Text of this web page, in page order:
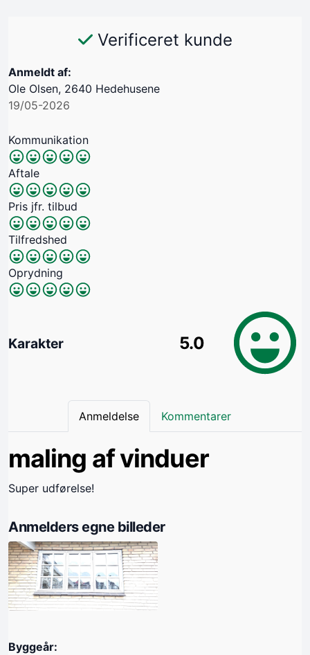
Verificeret kunde
Anmeldt af:
Ole Olsen, 2640 Hedehusene
19/05-2026
Kommunikation
Aftale
Pris jfr. tilbud
Tilfredshed
Oprydning
Karakter 5.0
Anmeldelse Kommentarer
maling af vinduer
Super udførelse!
Anmelders egne billeder
Byggeår: